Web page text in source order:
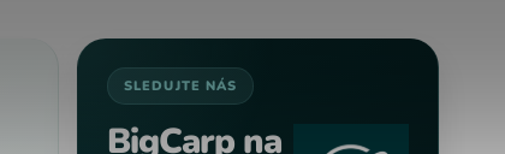
SLEDUJTE NÁS
BigCarp na